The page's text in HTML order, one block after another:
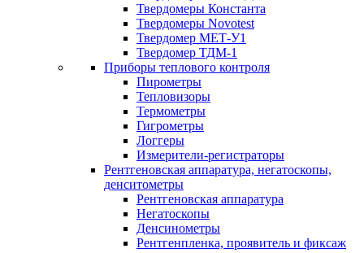
Твердомеры Константа
Твердомеры Novotest
Твердомер МЕТ-У1
Твердомер ТДМ-1
Приборы теплового контроля
Пирометры
Тепловизоры
Термометры
Гигрометры
Логгеры
Измерители-регистраторы
Рентгеновская аппаратура, негатоскопы,
денситометры
Рентгеновская аппаратура
Негатоскопы
Денсинометры
Рентгенпленка, проявитель и фиксаж